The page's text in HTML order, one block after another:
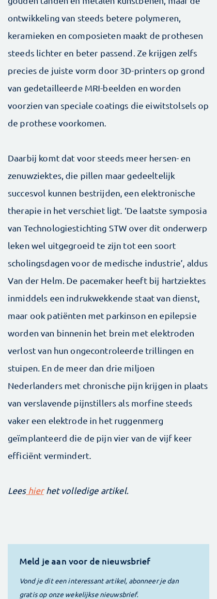
ontwikkeling van steeds betere polymeren,
keramieken en composieten maakt de prothesen
steeds lichter en beter passend. Ze krijgen zelfs
precies de juiste vorm door 3D-printers op grond
van gedetailleerde MRI-beelden en worden
voorzien van speciale coatings die eiwitstolsels op
de prothese voorkomen.
Daarbij komt dat voor steeds meer hersen- en
zenuwziektes, die pillen maar gedeeltelijk
succesvol kunnen bestrijden, een elektronische
therapie in het verschiet ligt. ‘De laatste symposia
van Technologiestichting STW over dit onderwerp
leken wel uitgegroeid te zijn tot een soort
scholingsdagen voor de medische industrie’, aldus
Van der Helm. De pacemaker heeft bij hartziektes
inmiddels een indrukwekkende staat van dienst,
maar ook patiënten met parkinson en epilepsie
worden van binnenin het brein met elektroden
verlost van hun ongecontroleerde trillingen en
stuipen. En de meer dan drie miljoen
Nederlanders met chronische pijn krijgen in plaats
van verslavende pijnstillers als morfine steeds
vaker een elektrode in het ruggenmerg
geïmplanteerd die de pijn vier van de vijf keer
efficiënt vermindert.
Leeshierhet volledige artikel.
Meld je aan voor de nieuwsbrief
Vond je dit een interessant artikel, abonneer je dan
gratis op onze wekelijkse nieuwsbrief.